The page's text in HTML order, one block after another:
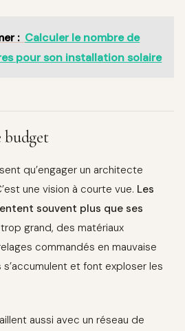
: Calculer le nombre de
pour son installation solaire
budget
qu’engager un architecte
une vision à courte vue. Les
souvent plus que ses
grand, des matériaux
commandés en mauvaise
et font exploser les
aussi avec un réseau de